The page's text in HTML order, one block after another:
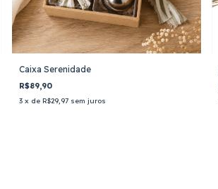
Caixa Serenidade
R$89,90
3 x de R$29,97 sem juros